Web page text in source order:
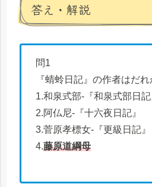
答え・解説
問1
『蜻蛉日記』の作者はだれ
1.和泉式部-『和泉式部日記
2.阿仏尼-『十六夜日記』
3.菅原孝標女-『更級日記』
4.藤原道綱母